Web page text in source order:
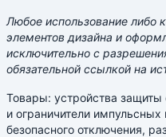
Любое использование либо
элементов дизайна и
исключительно с
обязательной ссылкой на
Товары: устройства
и ограничители
безопасного отключения,